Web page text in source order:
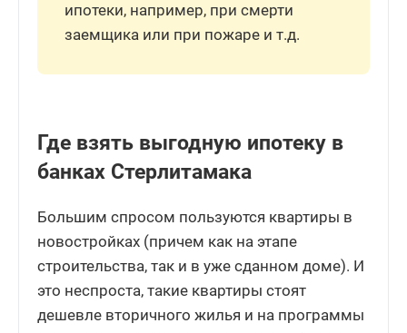
ипотеки, например, при смерти
заемщика или при пожаре и т.д.
Где взять выгодную ипотеку в
банках Стерлитамака
Большим спросом пользуются квартиры в
новостройках (причем как на этапе
строительства, так и в уже сданном доме). И
это неспроста, такие квартиры стоят
дешевле вторичного жилья и на программы